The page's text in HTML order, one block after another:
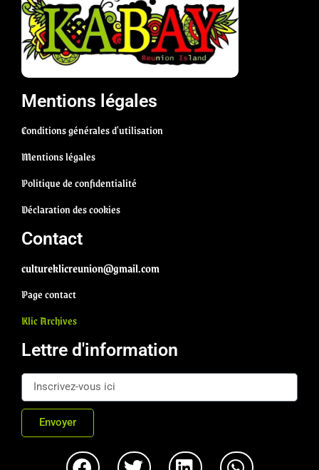
Mentions légales
Conditions générales d'utilisation
Mentions légales
Politique de confidentialité
Déclaration des cookies
Contact
cultureklicreunion@gmail.com
Page contact
Klic Archives
Lettre d'information
Envoyer